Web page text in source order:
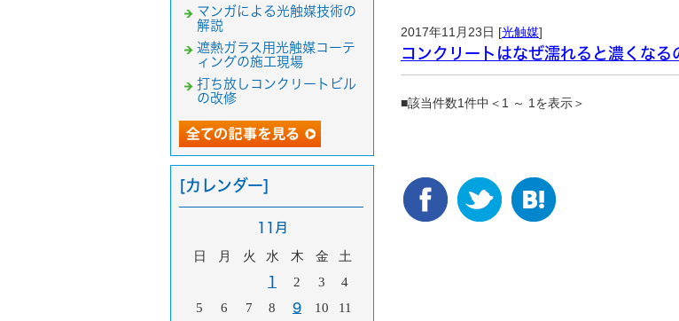
2017年11月23日 [光触媒]
コンクリートはなぜ濡れると濃くなる
■該当件数1件中＜1 ～ 1を表示＞
マンガによる光触媒技術の
解説
遮熱ガラス用光触媒コーテ
ィングの施工現場
打ち放しコンクリートビル
の改修
[カレンダー]
11月
日 月 火 水 木 金 土
1 2 3
4
5
6 7 8 9 10
11